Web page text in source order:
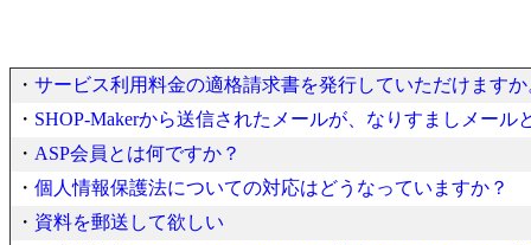
・ サービス利用料金の適格請求書を発行していただけますか
・ SHOP-Makerから送信されたメールが、なりすましメール
・ ASP会員とは何ですか？
・ 個人情報保護法についての対応はどうなっていますか？
・ 資料を郵送して欲しい